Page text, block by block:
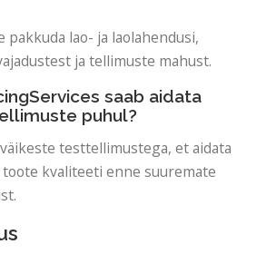
pakkuda lao- ja laolahendusi,
ja tellimuste mahust.
saab aidata
puhul?
väikeste testtellimustega, et aidata
kvaliteeti enne suuremate